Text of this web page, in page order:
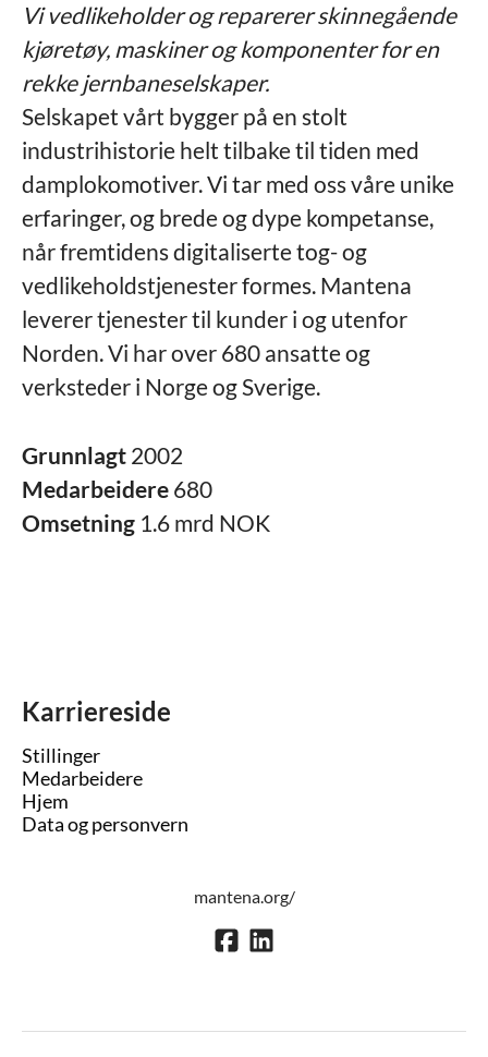
Vi vedlikeholder og reparerer skinnegående
kjøretøy, maskiner og komponenter for en
rekke jernbaneselskaper.
Selskapet vårt bygger på en stolt
industrihistorie helt tilbake til tiden med
damplokomotiver. Vi tar med oss våre unike
erfaringer, og brede og dype kompetanse,
når fremtidens digitaliserte tog- og
vedlikeholdstjenester formes. Mantena
leverer tjenester til kunder i og utenfor
Norden. Vi har over 680 ansatte og
verksteder i Norge og Sverige.
Grunnlagt 2002
Medarbeidere 680
Omsetning 1.6 mrd NOK
Karriereside
Stillinger
Medarbeidere
Hjem
Data og personvern
mantena.org/